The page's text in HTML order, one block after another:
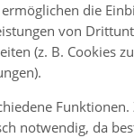
die
von
(z. B. Cookies
notwendig, da